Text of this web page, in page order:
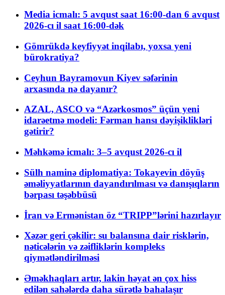
Media icmalı: 5 avqust saat 16:00-dan 6 avqust
2026-cı il saat 16:00-dək
Gömrükdə keyfiyyət inqilabı, yoxsa yeni
bürokratiya?
Ceyhun Bayramovun Kiyev səfərinin
arxasında nə dayanır?
AZAL, ASCO və “Azərkosmos” üçün yeni
idarəetmə modeli: Fərman hansı dəyişiklikləri
gətirir?
Məhkəmə icmalı: 3–5 avqust 2026-cı il
Sülh naminə diplomatiya: Tokayevin döyüş
əməliyyatlarının dayandırılması və danışıqların
bərpası təşəbbüsü
İran və Ermənistan öz “TRIPP”lərini hazırlayır
Xəzər geri çəkilir: su balansına dair risklərin,
nəticələrin və zəifliklərin kompleks
qiymətləndirilməsi
Əməkhaqları artır, lakin həyat ən çox hiss
edilən sahələrdə daha sürətlə bahalaşır